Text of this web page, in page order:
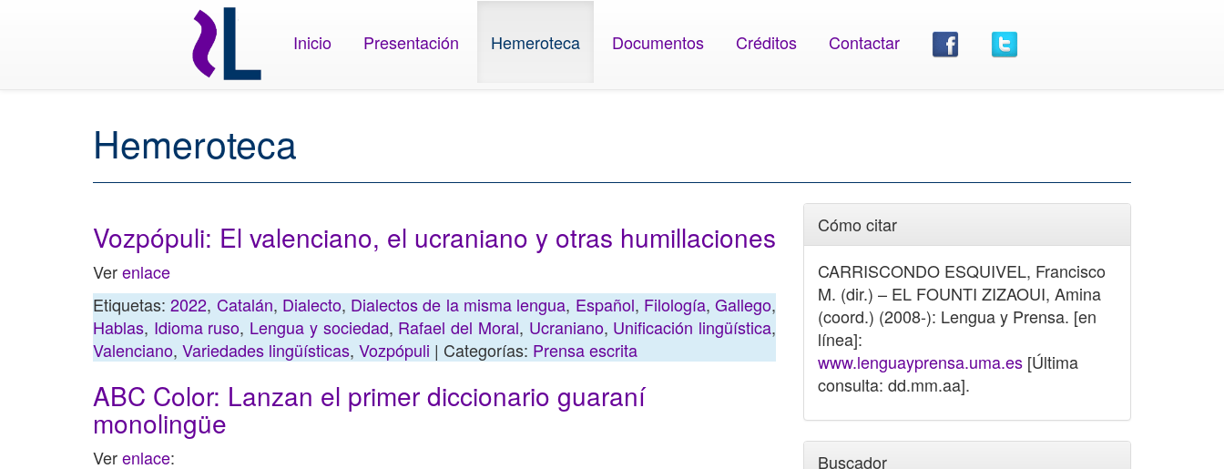
Inicio Presentación Hemeroteca Documentos Créditos Contactar
Hemeroteca
Vozpópuli: El valenciano, el ucraniano y otras humillaciones
Verenlace
Etiquetas:2022, Catalán, Dialecto, Dialectos de la misma lengua, Español, Filología,Gallego,
Hablas, Idioma ruso, Lengua y sociedad, Rafael del Moral, Ucraniano, Unificación lingüística,
Valenciano, Variedades lingüísticas, Vozpópuli | Categorías: Prensa escrita
ABC Color: Lanzan el primer diccionario guaraní
monolingüe
Verenlace:
Cómo citar
CARRISCONDO ESQUIVEL, Francisco
M. (dir.) – EL FOUNTI ZIZAOUI, Amina
(coord.) (2008-): Lengua y Prensa. [en
línea]:
www.lenguayprensa.uma.es [Última
consulta: dd.mm.aa].
Buscador